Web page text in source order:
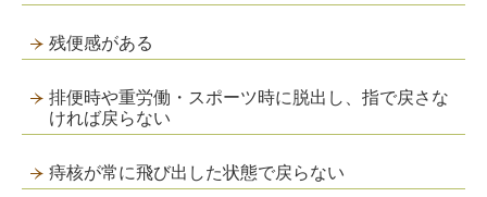
残便感がある
排便時や重労働・スポーツ時に脱出し、指で戻さな
ければ戻らない
痔核が常に飛び出した状態で戻らない